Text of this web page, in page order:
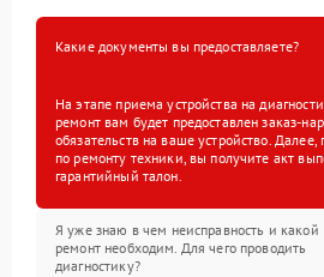
Какие документы вы предоставляете?
На этапе приема устройства на
ремонт вам будет предоставлен заказ-
обязательств на ваше устройство.
по ремонту техники, вы получите акт
гарантийный талон.
Я уже знаю в чем неисправность и какой
ремонт необходим. Для чего проводить
диагностику?